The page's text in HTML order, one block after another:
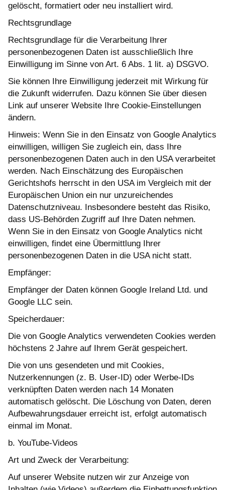
gelöscht, formatiert oder neu installiert wird.
Rechtsgrundlage
Rechtsgrundlage für die Verarbeitung Ihrer
personenbezogenen Daten ist ausschließlich Ihre
Einwilligung im Sinne von Art. 6 Abs. 1 lit. a) DSGVO.
Sie können Ihre Einwilligung jederzeit mit Wirkung für
die Zukunft widerrufen. Dazu können Sie über diesen
Link auf unserer Website Ihre Cookie-Einstellungen
ändern.
Hinweis: Wenn Sie in den Einsatz von Google Analytics
einwilligen, willigen Sie zugleich ein, dass Ihre
personenbezogenen Daten auch in den USA verarbeitet
werden. Nach Einschätzung des Europäischen
Gerichtshofs herrscht in den USA im Vergleich mit der
Europäischen Union ein nur unzureichendes
Datenschutzniveau. Insbesondere besteht das Risiko,
dass US-Behörden Zugriff auf Ihre Daten nehmen.
Wenn Sie in den Einsatz von Google Analytics nicht
einwilligen, findet eine Übermittlung Ihrer
personenbezogenen Daten in die USA nicht statt.
Empfänger:
Empfänger der Daten können Google Ireland Ltd. und
Google LLC sein.
Speicherdauer:
Die von Google Analytics verwendeten Cookies werden
höchstens 2 Jahre auf Ihrem Gerät gespeichert.
Die von uns gesendeten und mit Cookies,
Nutzerkennungen (z. B. User-ID) oder Werbe-IDs
verknüpften Daten werden nach 14 Monaten
automatisch gelöscht. Die Löschung von Daten, deren
Aufbewahrungsdauer erreicht ist, erfolgt automatisch
einmal im Monat.
b. YouTube-Videos
Art und Zweck der Verarbeitung:
Auf unserer Website nutzen wir zur Anzeige von